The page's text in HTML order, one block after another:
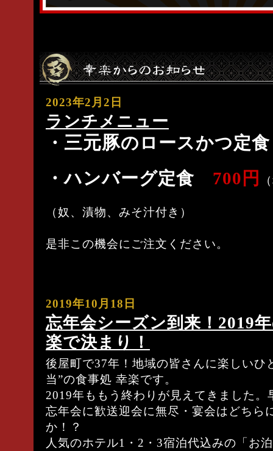
2023年2月2日
ランチメニュー
・ 三元豚のロースかつ定
・ハンバーグ定食 700円
（奴、漬物、みそ汁付き）
是非この機会にご注文ください。
2019年10月18日
忘年会シーズン到来！2019
楽で決まり！
後屋町で37年！地域の皆さんに楽しいひ
当”の食事処 幸楽です。
2019年ももう終わりが見えてきました。
忘年会に歓送迎会に無尽・宴会はどちら
か！？
人気のホテル1・2・3宿泊代込みの「お